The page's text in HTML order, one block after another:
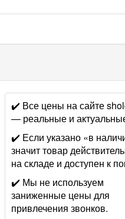
✔️ Все цены на сайте
— реальные и
✔️ Если указано «в
значит товар
на складе и доступен к
✔️ Мы не используем
заниженные цены для
привлечения звонков.